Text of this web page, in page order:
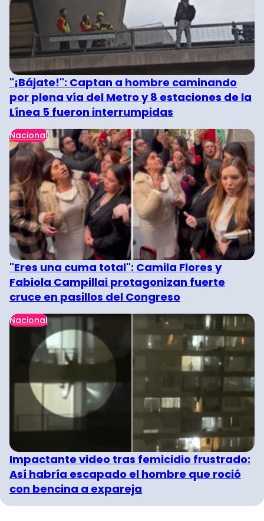
"¡Bájate!": Captan a hombre caminando
por plena vía del Metro y 8 estaciones de la
Línea 5 fueron interrumpidas
Nacional
"Eres una cuma total": Camila Flores y
Fabiola Campillai protagonizan fuerte
cruce en pasillos del Congreso
Nacional
Impactante video tras femicidio frustrado:
Así habría escapado el hombre que roció
con bencina a expareja